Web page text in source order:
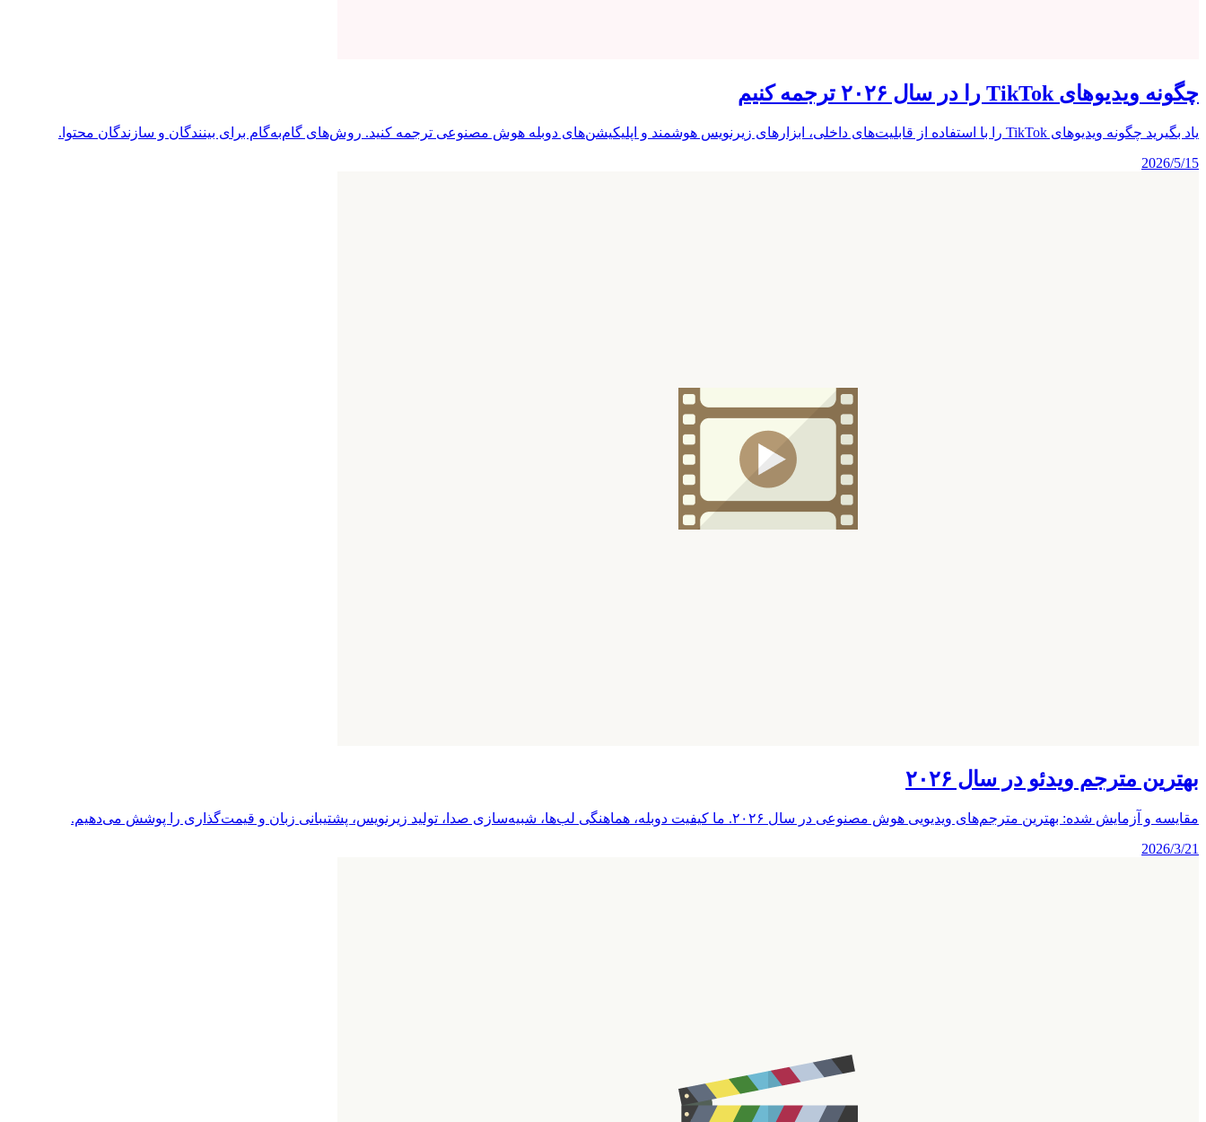
چگونه ویدیوهای TikTok را در سال ۲۰۲۶ ترجمه کنیم
یاد بگیرید چگونه ویدیوهای TikTok را با استفاده از قابلیت‌های داخلی، ابزارهای زیرنویس هوشمند و اپلیکیشن‌های دوبله هوش مصنوعی ترجمه کنید. روش‌های گام‌به‌گام برای بینندگان و سازندگان محتوا.
2026/5/15
بهترین مترجم ویدئو در سال ۲۰۲۶
مقایسه و آزمایش شده: بهترین مترجم‌های ویدیویی هوش مصنوعی در سال ۲۰۲۶. ما کیفیت دوبله، هماهنگی لب‌ها، شبیه‌سازی صدا، تولید زیرنویس، پشتیبانی زبان و قیمت‌گذاری را پوشش می‌دهیم.
2026/3/21